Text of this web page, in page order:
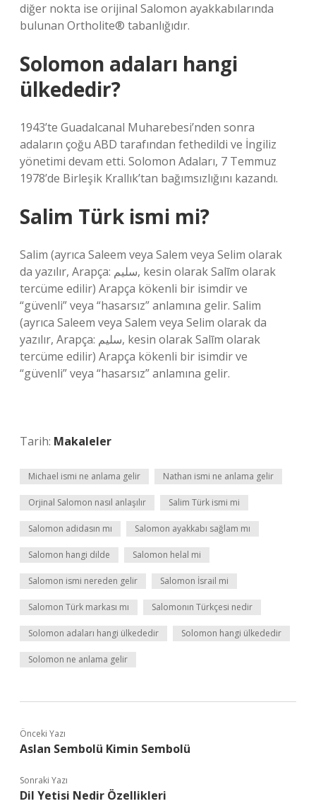
diğer nokta ise orijinal Salomon ayakkabılarında
bulunan Ortholite® tabanlığıdır.
Solomon adaları hangi
ülkededir?
1943’te Guadalcanal Muharebesi’nden sonra
adaların çoğu ABD tarafından fethedildi ve İngiliz
yönetimi devam etti. Solomon Adaları, 7 Temmuz
1978’de Birleşik Krallık’tan bağımsızlığını kazandı.
Salim Türk ismi mi?
Salim (ayrıca Saleem veya Salem veya Selim olarak
da yazılır, Arapça: سليم‎, kesin olarak Salīm olarak
tercüme edilir) Arapça kökenli bir isimdir ve
“güvenli” veya “hasarsız” anlamına gelir. Salim
(ayrıca Saleem veya Salem veya Selim olarak da
yazılır, Arapça: سليم‎, kesin olarak Salīm olarak
tercüme edilir) Arapça kökenli bir isimdir ve
“güvenli” veya “hasarsız” anlamına gelir.
Tarih: Makaleler
Michael ismi ne anlama gelir Nathan ismi ne anlama gelir
Orjinal Salomon nasıl anlaşılır Salim Türk ismi mi
Salomon adidasın mı Salomon ayakkabı sağlam mı
Salomon hangi dilde Salomon helal mi
Salomon ismi nereden gelir Salomon İsrail mi
Salomon Türk markası mı Salomonın Türkçesi nedir
Solomon adaları hangi ülkededir Solomon hangi ülkededir
Solomon ne anlama gelir
Önceki Yazı
Aslan Sembolü Kimin Sembolü
Sonraki Yazı
Dil Yetisi Nedir Özellikleri